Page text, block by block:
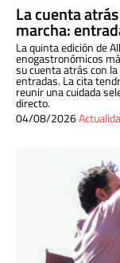
La cuenta
marcha:
La quinta edición de
enogastronómicos
su cuenta atrás con
entradas. La cita
reunir una cuidada
directo.
04/08/2026